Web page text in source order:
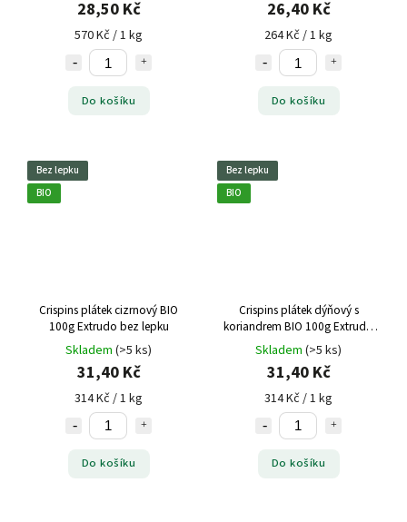
28,50 Kč
570 Kč / 1 kg
Do košíku
26,40 Kč
264 Kč / 1 kg
Do košíku
Bez lepku
BIO
Crispins plátek cizrnový BIO
100g Extrudo bez lepku
Skladem (>5 ks)
31,40 Kč
314 Kč / 1 kg
Do košíku
Bez lepku
BIO
Crispins plátek dýňový s
koriandrem BIO 100g Extrudo
bez lepku
Skladem (>5 ks)
31,40 Kč
314 Kč / 1 kg
Do košíku